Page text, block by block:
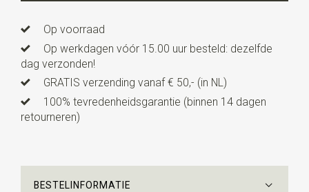
Op voorraad
Op werkdagen vóór 15.00 uur besteld: dezelfde
dag verzonden!
GRATIS verzending vanaf € 50,- (in NL)
100% tevredenheidsgarantie (binnen 14 dagen
retourneren)
BESTELINFORMATIE